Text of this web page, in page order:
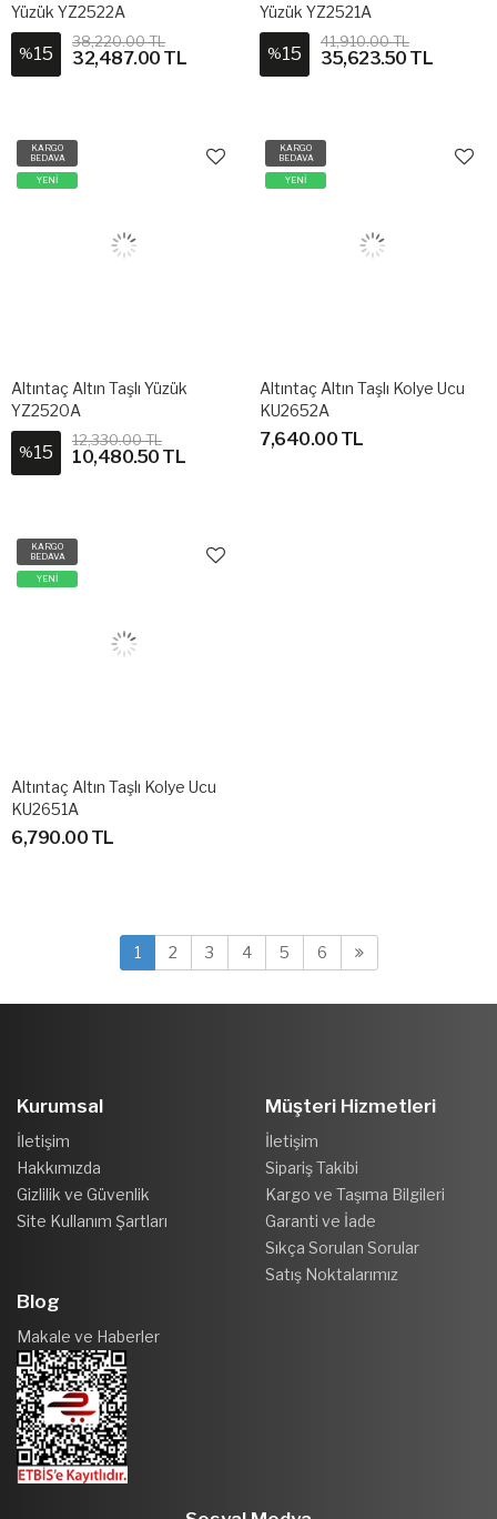
Yüzük YZ2522A
%15
38,220.00 TL
32,487.00 TL
Yüzük YZ2521A
%15
41,910.00 TL
35,623.50 TL
KARGO
BEDAVA
YENİ
Altıntaç Altın Taşlı Yüzük
YZ2520A
%15
12,330.00 TL
10,480.50 TL
KARGO
BEDAVA
YENİ
Altıntaç Altın Taşlı Kolye Ucu
KU2652A
7,640.00 TL
KARGO
BEDAVA
YENİ
Altıntaç Altın Taşlı Kolye Ucu
KU2651A
6,790.00 TL
1 2 3 4 5 6
Kurumsal
İletişim
Hakkımızda
Gizlilik ve Güvenlik
Site Kullanım Şartları
Müşteri Hizmetleri
İletişim
Sipariş Takibi
Kargo ve Taşıma Bilgileri
Garanti ve İade
Sıkça Sorulan Sorular
Satış Noktalarımız
Blog
Makale ve Haberler